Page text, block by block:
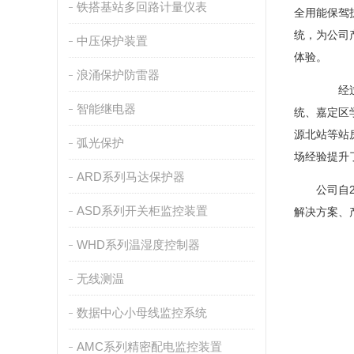
铁搭基站多回路计量仪表
中压保护装置
浪涌保护防雷器
智能继电器
弧光保护
ARD系列马达保护器
ASD系列开关柜监控装置
WHD系列温湿度控制器
无线测温
数据中心小母线监控系统
AMC系列精密配电监控装置
全用能保驾
统，为公司
体验。
经过多年
统、嘉定区
源北站等站
场经验提升
公司自
解决方案、